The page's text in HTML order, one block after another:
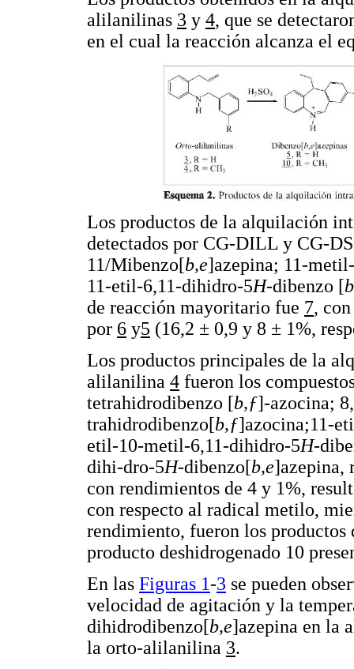
alilanilinas 3 y 4, que se
en el cual la reacción alcanza el
Los productos de la alquilación
detectados por CG-DILL y CG-
11/Mibenzo[b,e]azepina; 11-
11-etil-6,11-dihidro-5H-dibenzo [
de reacción mayoritario fue 7,
por 6 y5 (16,2 ± 0,9 y 8 ± 1%,
Los productos principales de la
alilanilina 4 fueron los
tetrahidrodibenzo [b,ƒ]-azocina;
trahidrodibenzo[b,ƒ]azocina;11-
etil-10-metil-6,11-dihidro-5H-
dihi-dro-5H-dibenzo[b,e]azepina,
con rendimientos de 4 y 1%,
con respecto al radical metilo,
rendimiento, fueron los
producto deshidrogenado 10
En las Figuras 1-3 se pueden
velocidad de agitación y la
dihidrodibenzo[b,e]azepina en la
la orto-alilanilina 3.